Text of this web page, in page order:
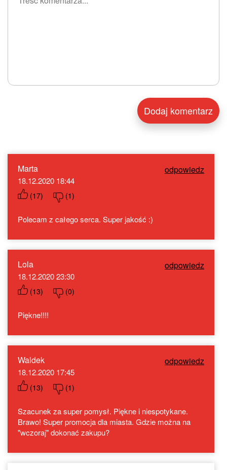
Marta odpowiedz
18.12.2020 18:44
(17) (1)
Polecam z całego serca. Super jakość :)
Lola odpowiedz
18.12.2020 23:30
(13) (0)
Piękne!!!!
Waldek odpowiedz
18.12.2020 17:45
(13) (1)
Szacunek za super pomysł. Piękne i niespotykane.
Brawo! Super promocja dla miasta. Gdzie można na
"wczoraj" dokonać zakupu?